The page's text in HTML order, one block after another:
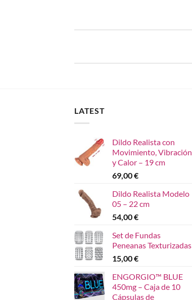
LATEST
Dildo Realista con
Movimiento, Vibración
y Calor – 19 cm
69,00€
Dildo Realista Modelo
05 – 22 cm
54,00€
Set de Fundas
Peneanas Texturizadas
15,00€
ENGORGIO™ BLUE
450mg – Caja de 10
Cápsulas de